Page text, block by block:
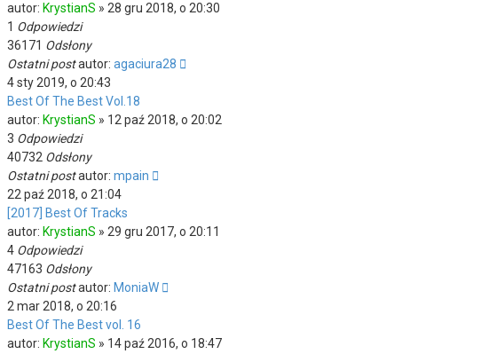
autor: KrystianS » 28 gru 2018, o 20:30
1 Odpowiedzi
36171 Odsłony
Ostatni postautor: agaciura28
4 sty 2019, o 20:43
Best Of The Best Vol.18
autor: KrystianS » 12 paź 2018, o 20:02
3 Odpowiedzi
40732 Odsłony
Ostatni postautor: mpain
22 paź 2018, o 21:04
[2017] Best Of Tracks
autor: KrystianS » 29 gru 2017, o 20:11
4 Odpowiedzi
47163 Odsłony
Ostatni postautor: MoniaW
2 mar 2018, o 20:16
Best Of The Best vol. 16
autor: KrystianS » 14 paź 2016, o 18:47